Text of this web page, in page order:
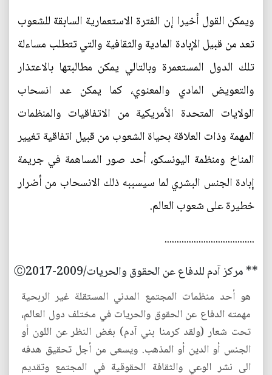
ويمكن القول أخيرا إن الفترة الاستعمارية السابقة للشعوب
تعد من قبيل الإبادة المادية والثقافية والتي تتطلب مساءلة
تلك الدول المستعمرة وبالتالي يمكن مطالبتها بالاعتذار
والتعويض المادي والمعنوي، كما يمكن عد انسحاب
الولايات المتحدة الأمريكية من الاتفاقيات والمنظمات
المهمة وذات العلاقة بحياة الشعوب من قبيل اتفاقية تغيير
المناخ ومنظمة اليونسكو، أحد صور المساهمة في جريمة
إبادة الجنس البشري لما سيسببه ذلك الانسحاب من أضرار
خطيرة على شعوب العالم.
.....................................
** مركز آدم للدفاع عن الحقوق والحريات/2009-Ⓒ2017
هو أحد منظمات المجتمع المدني المستقلة غير الربحية
مهمته الدفاع عن الحقوق والحريات في مختلف دول العالم،
تحت شعار (ولقد كرمنا بني آدم) بغض النظر عن اللون أو
الجنس أو الدين أو المذهب. ويسعى من أجل تحقيق هدفه
الى نشر الوعي والثقافة الحقوقية في المجتمع وتقديم